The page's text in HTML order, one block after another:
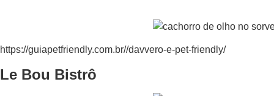
https://guiapetfriendly.com.br//davvero-e-pet-friendly/
Le Bou Bistrô